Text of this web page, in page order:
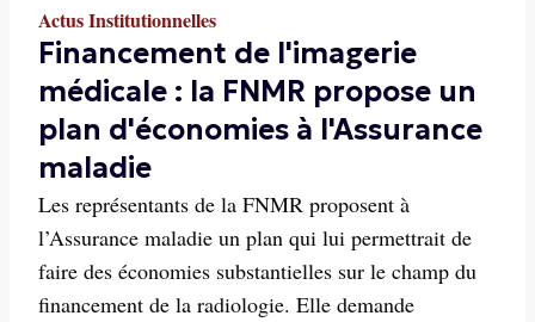
Actus Institutionnelles
Financement de l'imagerie
médicale : la FNMR propose un
plan d'économies à l'Assurance
maladie
Les représentants de la FNMR proposent à
l’Assurance maladie un plan qui lui permettrait de
faire des économies substantielles sur le champ du
financement de la radiologie. Elle demande